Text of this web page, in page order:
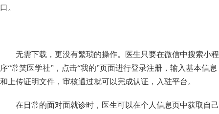
口。
无需下载，更没有繁琐的操作。医生只要在微信中搜索小程
序“常笑医学社” ，点击“我的”页面进行登录注册，输入基本信息
和上传证明文件，审核通过就可以完成认证，入驻平台。
在日常的面对面就诊时，医生可以在个人信息页中获取自己